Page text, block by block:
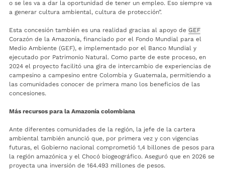
o se les va a dar la oportunidad de tener un empleo. Eso siempre va
a generar cultura ambiental, cultura de protección”.
Esta concesión también es una realidad gracias al apoyo de GEF
Corazón de la Amazonía, financiado por el Fondo Mundial para el
Medio Ambiente (GEF), e implementado por el Banco Mundial y
ejecutado por Patrimonio Natural. Como parte de este proceso, en
2024 el proyecto facilitó una gira de intercambio de experiencias de
campesino a campesino entre Colombia y Guatemala, permitiendo a
las comunidades conocer de primera mano los beneficios de las
concesiones.
Más recursos para la Amazonía colombiana
Ante diferentes comunidades de la región, la jefe de la cartera
ambiental también anunció que, por primera vez y con vigencias
futuras, el Gobierno nacional comprometió 1,4 billones de pesos para
la región amazónica y el Chocó biogeográfico. Aseguró que en 2026 se
proyecta una inversión de 164.493 millones de pesos.